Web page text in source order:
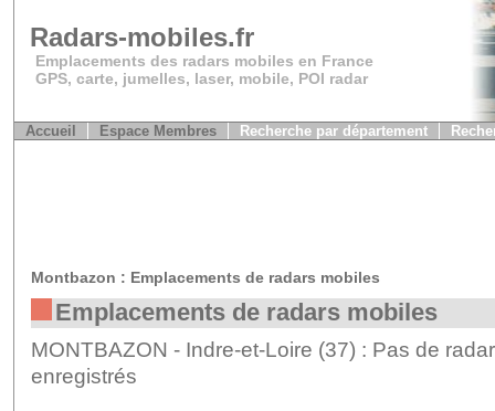
Radars-mobiles.fr
Emplacements des radars mobiles en France
GPS, carte, jumelles, laser, mobile, POI radar
Accueil Espace Membres Recherche par département
Montbazon : Emplacements de radars mobiles
Emplacements de radars mobiles
MONTBAZON - Indre-et-Loire (37) : Pas de
enregistrés